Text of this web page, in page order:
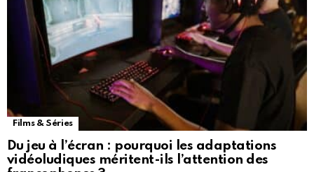
Films & Séries
Du jeu à l’écran : pourquoi les adaptations
vidéoludiques méritent-ils l’attention des